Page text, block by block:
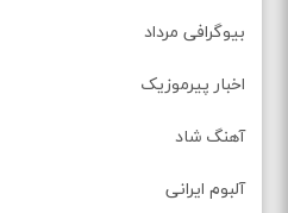
بیوگرافی مرداد
اخبار پیرموزیک
آهنگ شاد
آلبوم ایرانی